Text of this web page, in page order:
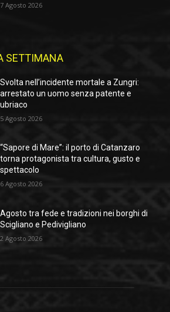
7 Agosto 2026
SETTIMANA
Svolta nell’incidente mortale a Zungri:
arrestato un uomo senza patente e
ubriaco
5 Agosto 2026
“Sapore di Mare”: il porto di Catanzaro
torna protagonista tra cultura, gusto e
spettacolo
6 Agosto 2026
Agosto tra fede e tradizioni nei borghi di
Scigliano e Pedivigliano
2 Agosto 2026